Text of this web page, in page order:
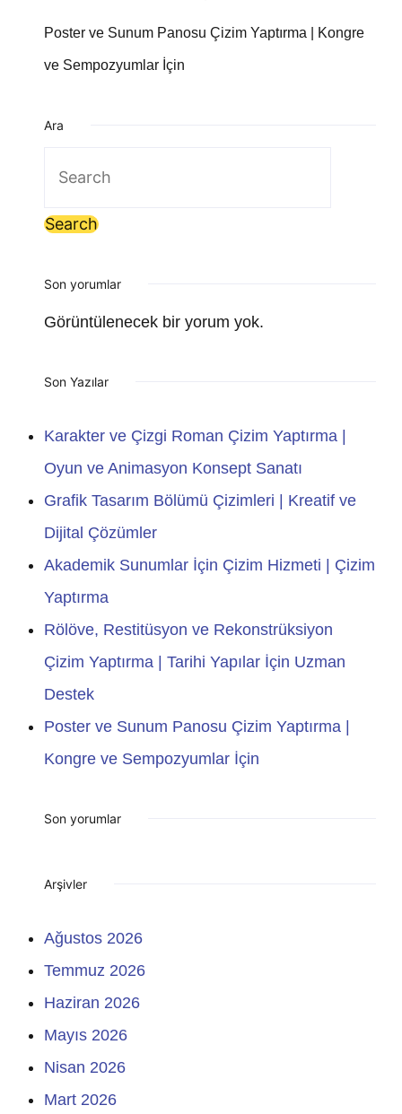
Poster ve Sunum Panosu Çizim Yaptırma | Kongre
ve Sempozyumlar İçin
Ara
Son yorumlar
Görüntülenecek bir yorum yok.
Son Yazılar
Karakter ve Çizgi Roman Çizim Yaptırma |
Oyun ve Animasyon Konsept Sanatı
Grafik Tasarım Bölümü Çizimleri | Kreatif ve
Dijital Çözümler
Akademik Sunumlar İçin Çizim Hizmeti | Çizim
Yaptırma
Rölöve, Restitüsyon ve Rekonstrüksiyon
Çizim Yaptırma | Tarihi Yapılar İçin Uzman
Destek
Poster ve Sunum Panosu Çizim Yaptırma |
Kongre ve Sempozyumlar İçin
Son yorumlar
Arşivler
Ağustos 2026
Temmuz 2026
Haziran 2026
Mayıs 2026
Nisan 2026
Mart 2026